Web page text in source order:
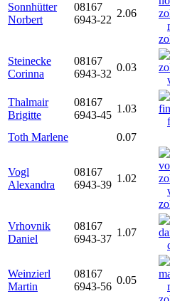
Sonnhütter
Norbert
08167
6943-22
2.06
Steinecke
Corinna
08167
6943-32
0.03
Thalmair
Brigitte
08167
6943-45
1.03
Toth Marlene
0.07
Vogl
Alexandra
08167
6943-39
1.02
Vrhovnik
Daniel
08167
6943-37
1.07
Weinzierl
Martin
08167
6943-56
0.05